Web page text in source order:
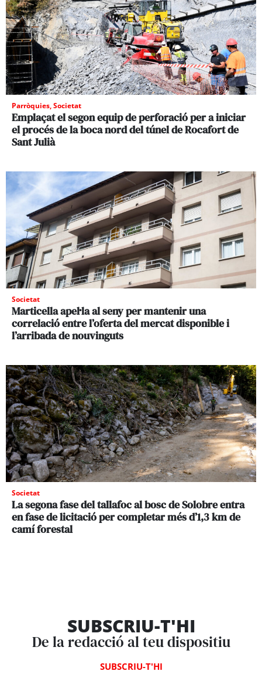
Parròquies,Societat
Emplaçat el segon equip de perforació per a iniciar
el procés de la boca nord del túnel de Rocafort de
Sant Julià
Societat
Marticella apel·la al seny per mantenir una
correlació entre l’oferta del mercat disponible i
l’arribada de nouvinguts
Societat
La segona fase del tallafoc al bosc de Solobre entra
en fase de licitació per completar més d’1,3 km de
camí forestal
SUBSCRIU-T'HI
De la redacció al teu dispositiu
SUBSCRIU-T'HI